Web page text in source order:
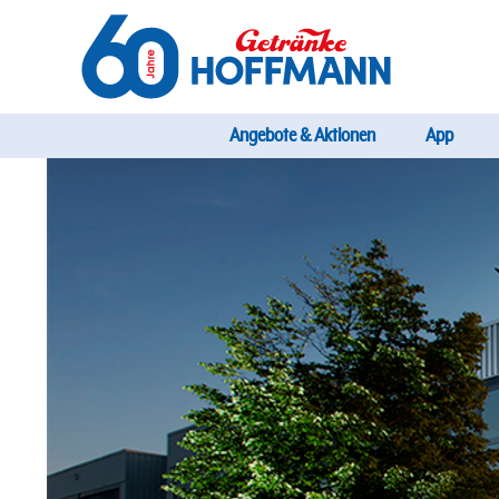
Startseite Getränke Hoffmann
Angebote & Aktionen App